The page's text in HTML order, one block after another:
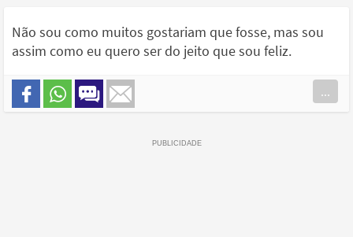
Não sou como muitos gostariam que fosse, mas sou
assim como eu quero ser do jeito que sou feliz.
...